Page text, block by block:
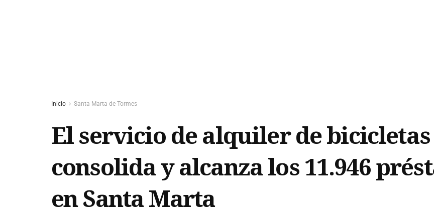
Inicio Santa Marta de Tormes
El servicio de alquiler de bicicletas
consolida y alcanza los 11.946
en Santa Marta